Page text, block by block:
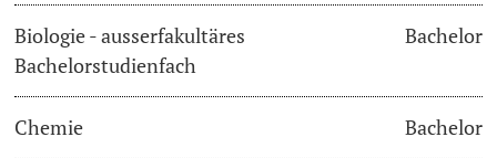
Fördernde & Alumni
Im Studium
Vorlesungsverzeichnis
Biologie - ausserfakultäres
Bachelorstudienfach
Bachelor
Chemie Bachelor